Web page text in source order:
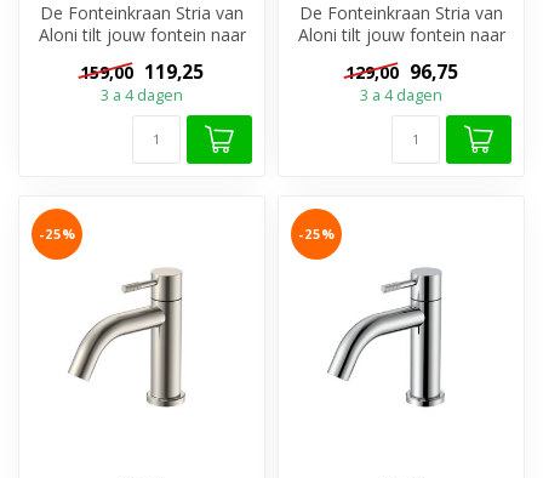
De Fonteinkraan Stria van
Aloni tilt jouw fontein naar
een hoger niveau. Met zij...
159,00 119,25
3 a 4 dagen
De Fonteinkraan Stria van
Aloni tilt jouw fontein naar
een hoger niveau. Met zij...
129,00 96,75
3 a 4 dagen
-25% -25%